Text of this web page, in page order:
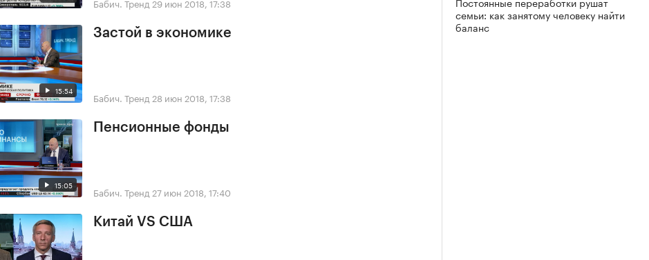
Бабич. Тренд 29 июн 2018, 17:38
15:54
Застой в экономике
Бабич. Тренд 28 июн 2018, 17:38
15:05
Пенсионные фонды
Бабич. Тренд 27 июн 2018, 17:40
Китай VS США
семьи: как занятому человеку найти
баланс